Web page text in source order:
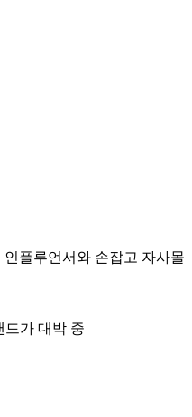
인플루언서와 손잡고 자사몰
드가 대박 중